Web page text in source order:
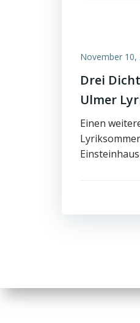
November 10,
Drei
Ulmer
Einen